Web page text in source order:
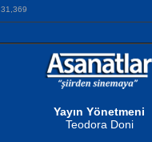
BAYDAR
ki...
31,369
Yayın Yönetmeni
Teodora Doni